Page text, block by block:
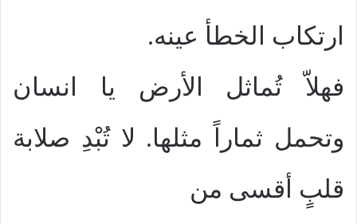
ارتكاب الخطأ عينه.
فهلاّ تُماثل الأرض يا انسان
وتحمل ثماراً مثلها. لا تُبْدِ صلابة
قلبٍ أقسى من